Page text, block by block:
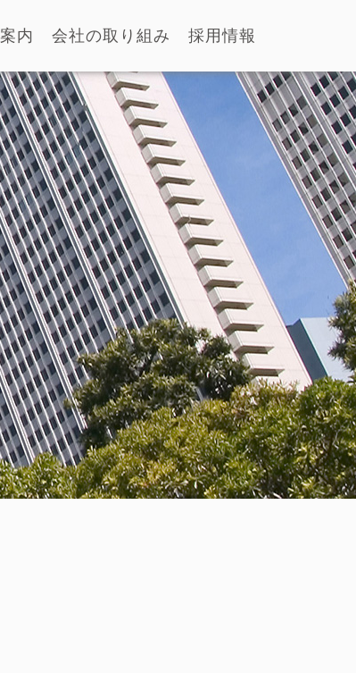
内 会社の取り組み 採用情報